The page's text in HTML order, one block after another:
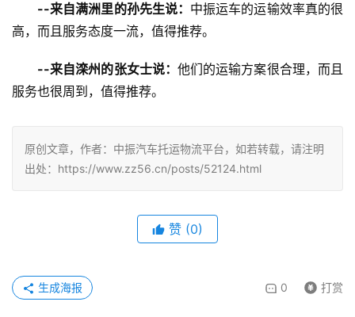
--来自满洲里的孙先生说： 中振运车的运输效率真的很
高，而且服务态度一流，值得推荐。
--来自滦州的张女士说： 他们的运输方案很合理，而且
服务也很周到，值得推荐。
原创文章，作者：中振汽车托运物流平台，如若转载，请注明
出处：https://www.zz56.cn/posts/52124.html
赞 (0)
0 打赏
生成海报